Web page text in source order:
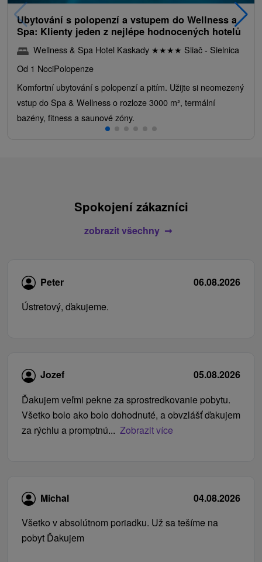
Ubytování s polopenzí a vstupem do Wellness a
Spa: Klienty jeden z nejlépe hodnocených hotelů
Wellness & Spa Hotel Kaskady ★★★★ Sliač - Sielnica
Od 1 NociPolopenze
Komfortní ubytování s polopenzí a pitím. Užijte si neomezený
vstup do Spa & Wellness o rozloze 3000 m², termální
bazény, fitness a saunové zóny.
Spokojení zákazníci
zobrazit všechny
Peter
06.08.2026
Ústretový, ďakujeme.
Jozef
05.08.2026
Ďakujem veľmi pekne za sprostredkovanie pobytu.
Všetko bolo ako bolo dohodnuté, a obvzlášť ďakujem
za rýchlu a promptnú... Zobrazit více
Michal
04.08.2026
Všetko v absolútnom poriadku. Už sa tešíme na
pobyt Ďakujem